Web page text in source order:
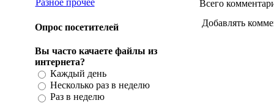
Разное прочее
Опрос посетителей
Вы часто качаете файлы из
интернета?
Каждый день
Несколько раз в неделю
Раз в неделю
Всего
Добавлять